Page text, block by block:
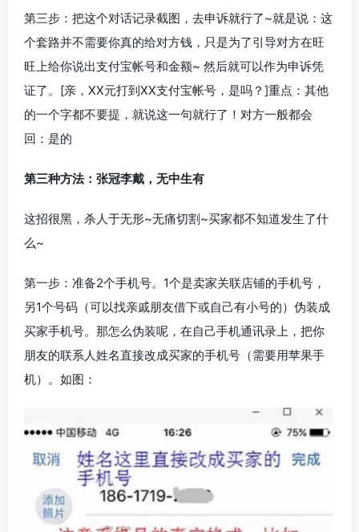
第三步：把这个对话记录截图，去申诉就行了~就是说：这
个套路并不需要你真的给对方钱，只是为了引导对方在旺
旺上给你说出支付宝帐号和金额~ 然后就可以作为申诉凭
证了。[亲，XX元打到XX支付宝帐号，是吗？]重点：其他
的一个字都不要提，就说这一句就行了！对方一般都会
回：是的
第三种方法：张冠李戴，无中生有
这招很黑，杀人于无形~无痛切割~买家都不知道发生了什
么~
第一步：准备2个手机号。1个是卖家关联店铺的手机号，
另1个号码（可以找亲戚朋友借下或自己有小号的）伪装成
买家手机号。那怎么伪装呢，在自己手机通讯录上，把你
朋友的联系人姓名直接改成买家的手机号（需要用苹果手
机）。如图：